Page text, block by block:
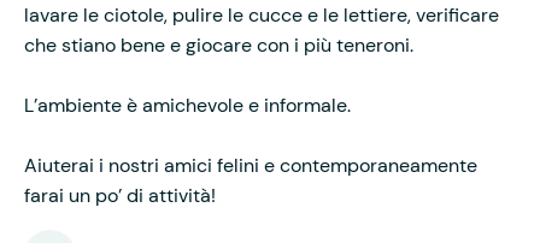
lavare le ciotole, pulire le cucce e le lettiere, verificare
che stiano bene e giocare con i più teneroni.
L’ambiente è amichevole e informale.
Aiuterai i nostri amici felini e contemporaneamente
farai un po’ di attività!